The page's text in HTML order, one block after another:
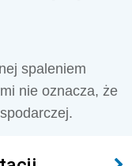
spaleniem
nie oznacza, że